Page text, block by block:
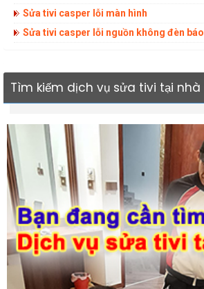
Sửa tivi casper lỗi màn hình
Sửa tivi casper lỗi nguồn không đèn báo
Tìm kiếm dịch vụ sửa tivi tại nhà